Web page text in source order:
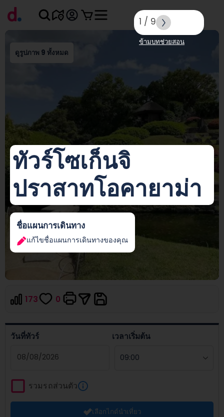
ดูรูปภาพ 9 ทั้งหมด
ทัวร์โซเก็นจิ
ปราสาทโอคายาม่า
ชื่อแผนการเดินทาง
แก้ไขชื่อแผนการเดินทางของคุณ
173 0
วันที่ทัวร์ เวลาเริ่มต้น
forward
to
interact
รวมรถส่วนตัว
เลือกไกด์นำเที่ยว
1 / 9
ข้ามบทช่วยสอน